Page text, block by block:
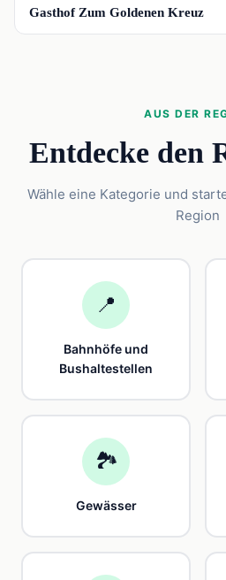
Gasthof Zum Goldenen Kreuz
AUS DER
Entdecke den
Wähle eine Kategorie und
Region
📍
Bahnhöfe und
Bushaltestellen
🏞️
Gewässer